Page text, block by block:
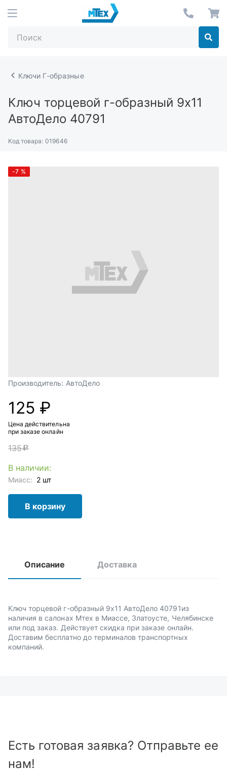
Ключи Г-образные
Ключ торцевой г-образный 9х11
АвтоДело 40791
Код товара: 019646
-7 %
Производитель: АвтоДело
125 ₽
Цена действительна
при заказе онлайн
135c
В наличии:
Миасс: 2 шт
В корзину
Описание Доставка
Ключ торцевой г-образный 9х11 АвтоДело 40791из
наличия в салонах Мтех в Миассе, Златоусте, Челябинске
или под заказ. Действует скидка при заказе онлайн.
Доставим бесплатно до терминалов транспортных
компаний.
Есть готовая заявка? Отправьте ее
нам!